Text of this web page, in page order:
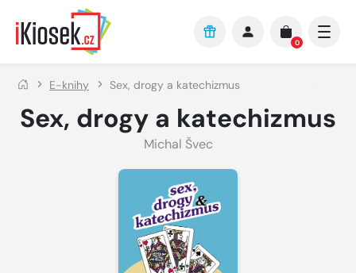
Přejít na hlavní obsah
0
E-knihy Sex, drogy a katechizmus
Sex, drogy a katechizmus
Michal Švec